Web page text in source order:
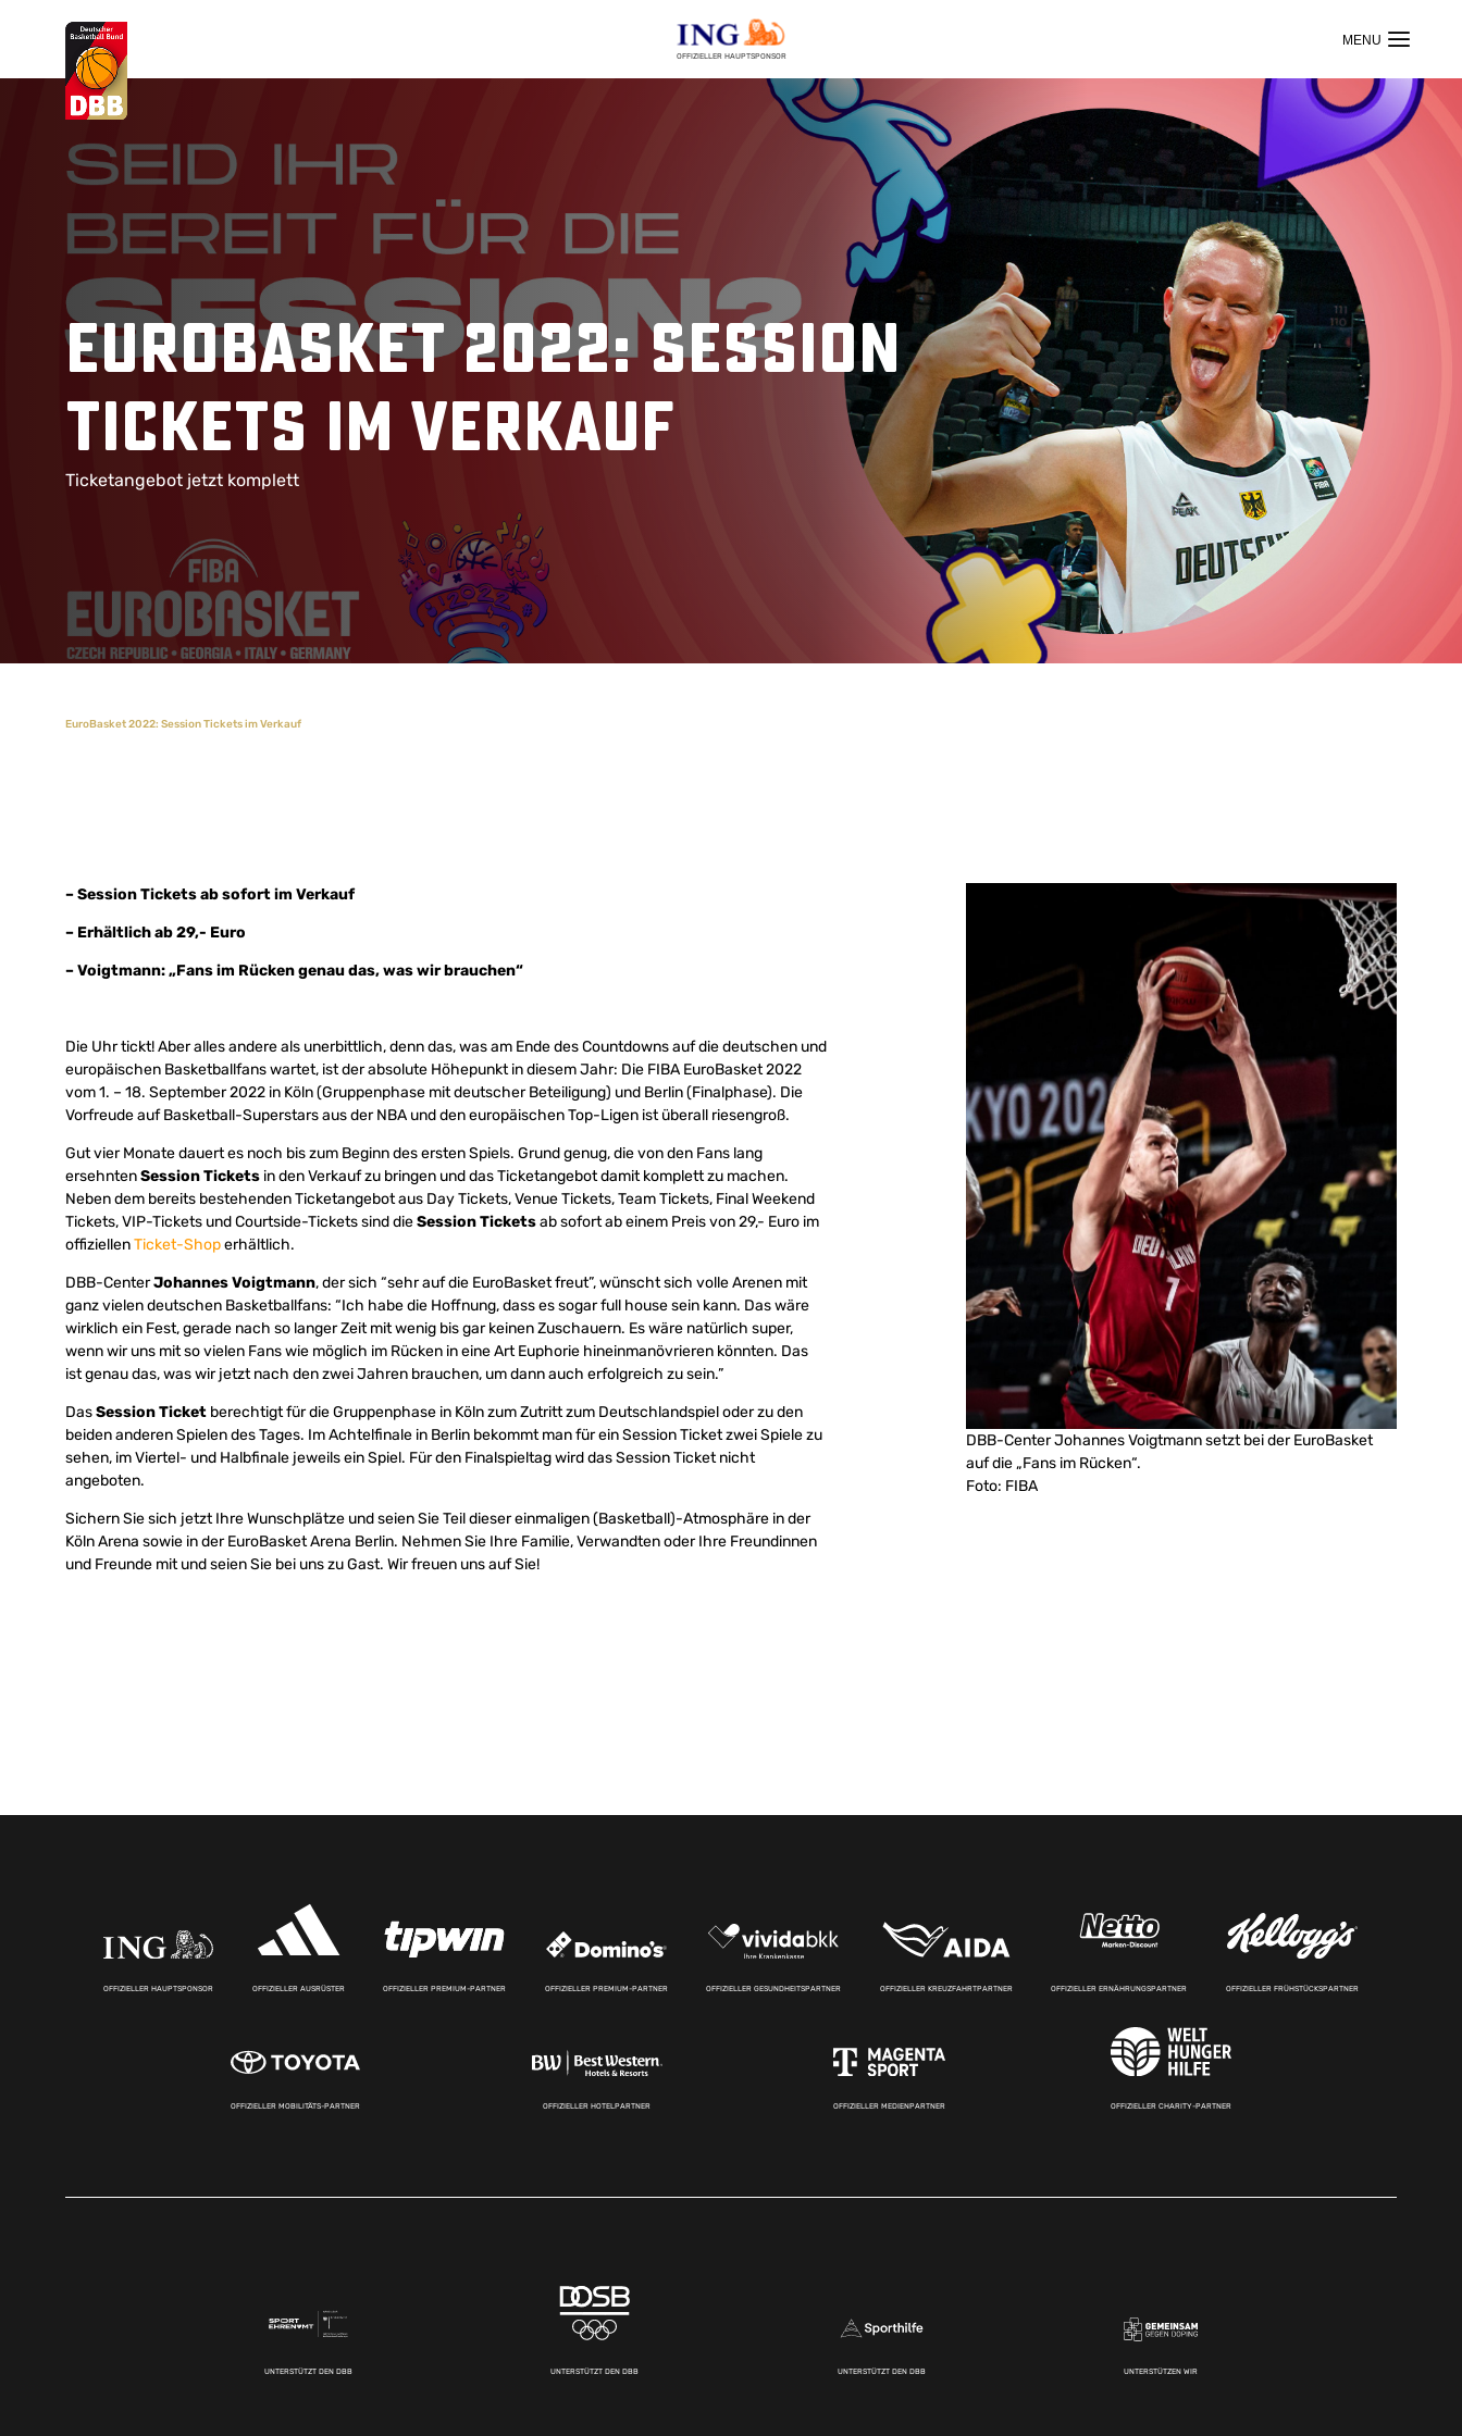
OFFIZIELLER HAUPTSPONSOR
Suchvorschläge
Dolor Sit
EuroBasket 2022: Session
Tickets im Verkauf
Ticketangebot jetzt komplett
EuroBasket 2022: Session Tickets im Verkauf
– Session Tickets ab sofort im Verkauf
– Erhältlich ab 29,- Euro
– Voigtmann: „Fans im Rücken genau das, was wir brauchen“
Die Uhr tickt! Aber alles andere als unerbittlich, denn das, was am Ende des Countdowns auf die deutschen und
europäischen Basketballfans wartet, ist der absolute Höhepunkt in diesem Jahr: Die FIBA EuroBasket 2022
vom 1. – 18. September 2022 in Köln (Gruppenphase mit deutscher Beteiligung) und Berlin (Finalphase). Die
Vorfreude auf Basketball-Superstars aus der NBA und den europäischen Top-Ligen ist überall riesengroß.
Gut vier Monate dauert es noch bis zum Beginn des ersten Spiels. Grund genug, die von den Fans lang
ersehntenSession Tickets in den Verkauf zu bringen und das Ticketangebot damit komplett zu machen.
Neben dem bereits bestehenden Ticketangebot aus Day Tickets, Venue Tickets, Team Tickets, Final Weekend
Tickets, VIP-Tickets und Courtside-Tickets sind dieSession Ticketsab sofort ab einem Preis von 29,- Euro im
offiziellenTicket-Shoperhältlich.
DBB-CenterJohannes Voigtmann, der sich “sehr auf die EuroBasket freut”, wünscht sich volle Arenen mit
ganz vielen deutschen Basketballfans: “Ich habe die Hoffnung, dass es sogar full house sein kann. Das wäre
wirklich ein Fest, gerade nach so langer Zeit mit wenig bis gar keinen Zuschauern. Es wäre natürlich super,
wenn wir uns mit so vielen Fans wie möglich im Rücken in eine Art Euphorie hineinmanövrieren könnten. Das
ist genau das, was wir jetzt nach den zwei Jahren brauchen, um dann auch erfolgreich zu sein.”
DasSession Ticket berechtigt für die Gruppenphase in Köln zum Zutritt zum Deutschlandspiel oder zu den
beiden anderen Spielen des Tages. Im Achtelfinale in Berlin bekommt man für ein Session Ticket zwei Spiele zu
sehen, im Viertel- und Halbfinale jeweils ein Spiel. Für den Finalspieltag wird das Session Ticket nicht
angeboten.
Sichern Sie sich jetzt Ihre Wunschplätze und seien Sie Teil dieser einmaligen (Basketball)-Atmosphäre in der
Köln Arena sowie in der EuroBasket Arena Berlin. Nehmen Sie Ihre Familie, Verwandten oder Ihre Freundinnen
und Freunde mit und seien Sie bei uns zu Gast. Wir freuen uns auf Sie!
DBB-Center Johannes Voigtmann setzt bei der EuroBasket
auf die „Fans im Rücken“.
Foto: FIBA
OFFIZIELLER HAUPTSPONSOR OFFIZIELLER AUSRÜSTER OFFIZIELLER PREMIUM-PARTNER OFFIZIELLER PREMIUM-PARTNER OFFIZIELLER GESUNDHEITSPARTNER OFFIZIELLER KREUZFAHRTPARTNER OFFIZIELLER ERNÄHRUNGSPARTNER OFFIZIELLER FRÜHSTÜCKSPARTNER
OFFIZIELLER MOBILITÄTS-PARTNER OFFIZIELLER HOTELPARTNER OFFIZIELLER MEDIENPARTNER OFFIZIELLER CHARITY-PARTNER
UNTERSTÜTZT DEN DBB UNTERSTÜTZT DEN DBB UNTERSTÜTZT DEN DBB UNTERSTÜTZEN WIR